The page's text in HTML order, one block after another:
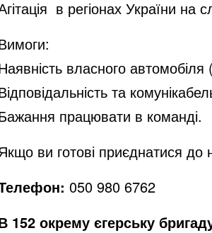
в регіонах України на
власного
та
працювати в команді.
ви готові приєднатися
050 980 6762
152 окрему єгерську